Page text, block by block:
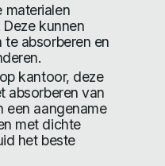
materialen
kunnen
absorberen en
kantoor, deze
absorberen van
een aangename
met dichte
het beste